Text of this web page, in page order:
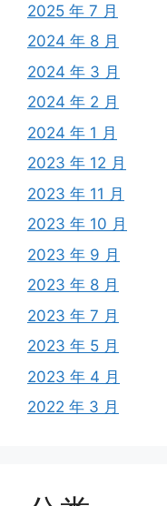
2025 年 7 月
2024 年 8 月
2024 年 3 月
2024 年 2 月
2024 年 1 月
2023 年 12 月
2023 年 11 月
2023 年 10 月
2023 年 9 月
2023 年 8 月
2023 年 7 月
2023 年 5 月
2023 年 4 月
2022 年 3 月